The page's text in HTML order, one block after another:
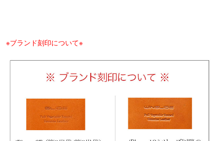
※ブランド刻印について※